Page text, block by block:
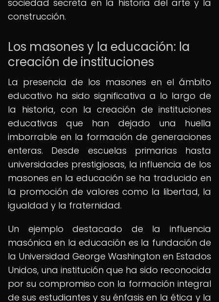
sociedad secreta en la historia del arte y la
construcción.
Los masones y la educación: la
creación de instituciones
La presencia de los masones en el ámbito
educativo ha sido significativa a lo largo de
la historia, con la creación de instituciones
educativas que han dejado una huella
imborrable en la formación de generaciones
enteras. Desde escuelas primarias hasta
universidades prestigiosas, la influencia de los
masones en la educación se ha traducido en
la promoción de valores como la libertad, la
igualdad y la fraternidad.
Un ejemplo destacado de la influencia
masónica en la educación es la fundación de
la Universidad George Washington en Estados
Unidos, una institución que ha sido reconocida
por su compromiso con la formación integral
de sus estudiantes y su énfasis en la ética y la